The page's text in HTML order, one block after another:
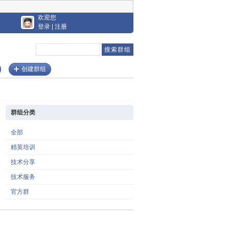
欢迎您
登录
注册
创建群组
群组分类
全部
精英培训
技术分享
技术服务
官方群